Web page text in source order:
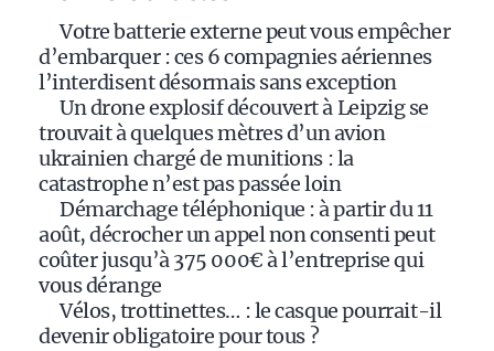
Votre batterie externe peut vous empêcher
d’embarquer : ces 6 compagnies aériennes
l’interdisent désormais sans exception
Un drone explosif découvert à Leipzig se
trouvait à quelques mètres d’un avion
ukrainien chargé de munitions : la
catastrophe n’est pas passée loin
Démarchage téléphonique : à partir du 11
août, décrocher un appel non consenti peut
coûter jusqu’à 375 000€ à l’entreprise qui
vous dérange
Vélos, trottinettes… : le casque pourrait-il
devenir obligatoire pour tous ?